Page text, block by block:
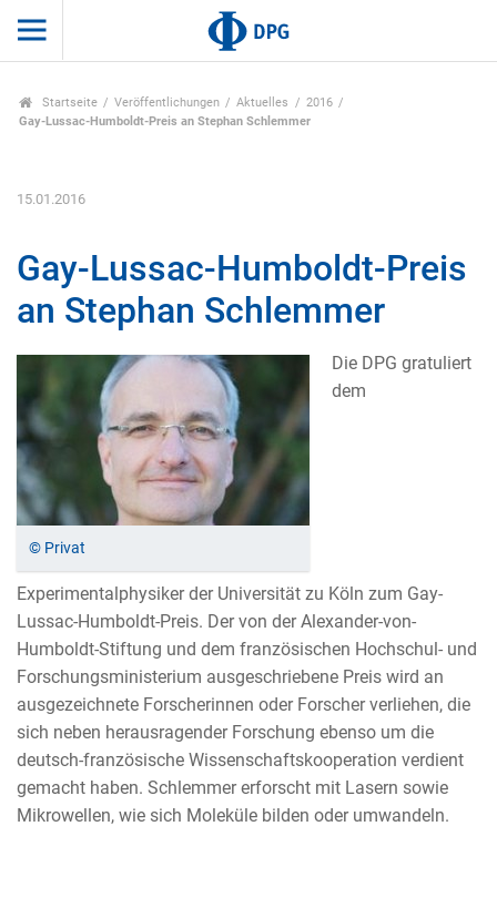
Startseite Veröffentlichungen Aktuelles
2016
Gay-Lussac-Humboldt-Preis an Stephan Schlemmer
15.01.2016
Gay-Lussac-Humboldt-Preis
an Stephan Schlemmer
© Privat
Die DPG gratuliert
dem
Experimentalphysiker der Universität zu Köln zum Gay-
Lussac-Humboldt-Preis. Der von der Alexander-von-
Humboldt-Stiftung und dem französischen Hochschul- und
Forschungsministerium ausgeschriebene Preis wird an
ausgezeichnete Forscherinnen oder Forscher verliehen, die
sich neben herausragender Forschung ebenso um die
deutsch-französische Wissenschaftskooperation verdient
gemacht haben. Schlemmer erforscht mit Lasern sowie
Mikrowellen, wie sich Moleküle bilden oder umwandeln.